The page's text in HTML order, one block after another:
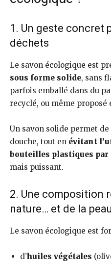
1. Un geste concret
déchets
Le savon écologique est
sous forme solide, sans
parfois emballé dans du
recyclé, ou même proposé
Un savon solide permet
douche, tout en évitant
bouteilles plastiques par
mais puissant.
2. Une composition
nature… et de la peau
Le savon écologique est
d’huiles végétales